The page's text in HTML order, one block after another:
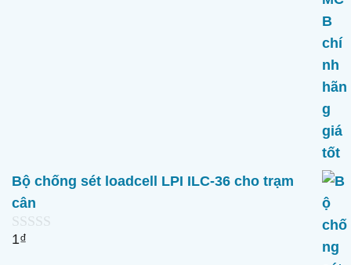
Bộ chống sét loadcell LPI ILC-36 cho trạm
cân
0
1₫